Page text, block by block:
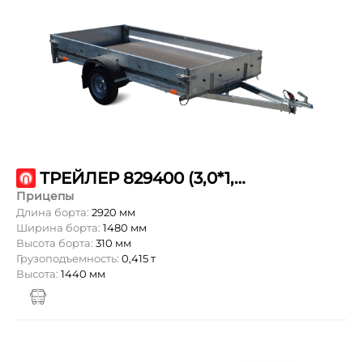
ТРЕЙЛЕР 829400 (3,0*1,5 ТОВАРИЩ)
Прицепы
Длина борта: 2920 мм
Ширина борта: 1480 мм
Высота борта: 310 мм
Грузоподъемность: 0,415 т
Высота: 1440 мм